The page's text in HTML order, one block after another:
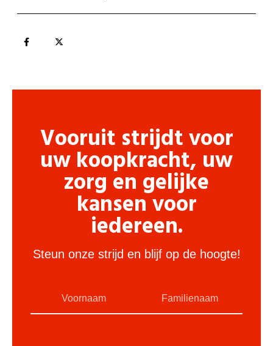
Vooruit strijdt voor
uw koopkracht, uw
zorg en gelijke
kansen voor
iedereen.
Steun onze strijd en blijf op de hoogte!